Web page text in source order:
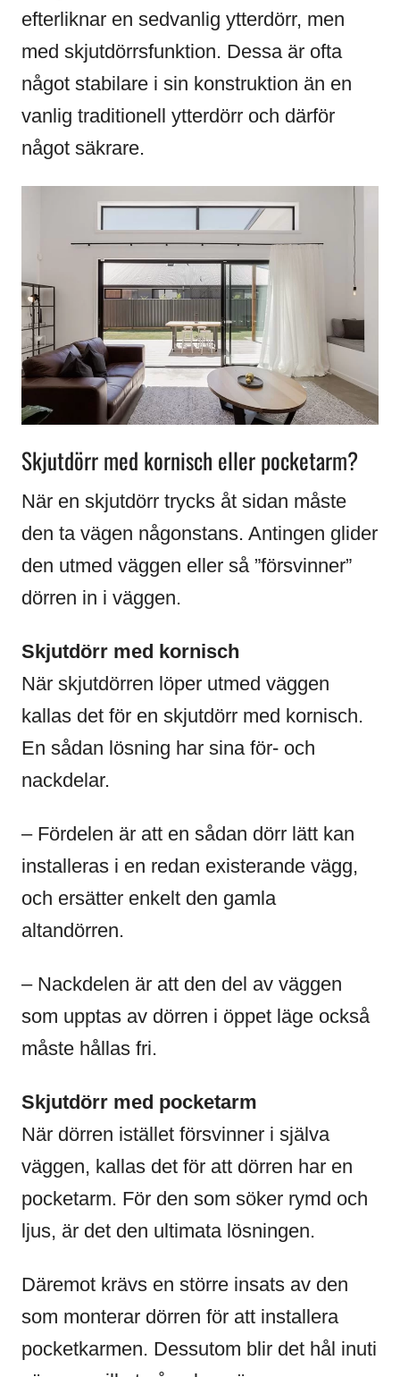
efterliknar en sedvanlig ytterdörr, men
med skjutdörrsfunktion. Dessa är ofta
något stabilare i sin konstruktion än en
vanlig traditionell ytterdörr och därför
något säkrare.
Skjutdörr med kornisch eller pocketarm?
När en skjutdörr trycks åt sidan måste
den ta vägen någonstans. Antingen glider
den utmed väggen eller så ”försvinner”
dörren in i väggen.
Skjutdörr med kornisch
När skjutdörren löper utmed väggen
kallas det för en skjutdörr med kornisch.
En sådan lösning har sina för- och
nackdelar.
– Fördelen är att en sådan dörr lätt kan
installeras i en redan existerande vägg,
och ersätter enkelt den gamla
altandörren.
– Nackdelen är att den del av väggen
som upptas av dörren i öppet läge också
måste hållas fri.
Skjutdörr med pocketarm
När dörren istället försvinner i själva
väggen, kallas det för att dörren har en
pocketarm. För den som söker rymd och
ljus, är det den ultimata lösningen.
Däremot krävs en större insats av den
som monterar dörren för att installera
pocketkarmen. Dessutom blir det hål inuti